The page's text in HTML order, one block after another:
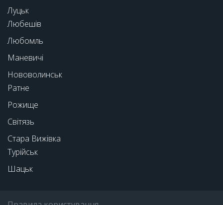
Луцьк
Любешів
Любомль
Маневичі
Нововолинськ
Ратне
Рожище
Світязь
Стара Вижівка
Турійськ
Шацьк